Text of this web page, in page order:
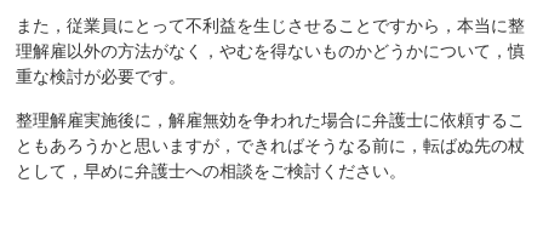
また，従業員にとって不利益を生じさせることですから，本当に整
理解雇以外の方法がなく，やむを得ないものかどうかについて，慎
重な検討が必要です。
整理解雇実施後に，解雇無効を争われた場合に弁護士に依頼するこ
ともあろうかと思いますが，できればそうなる前に，転ばぬ先の杖
として，早めに弁護士への相談をご検討ください。